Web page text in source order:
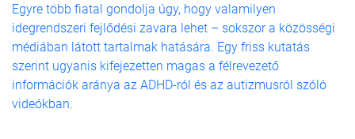
Egyre több fiatal gondolja úgy, hogy valamilyen
idegrendszeri fejlődési zavara lehet – sokszor a közösségi
médiában látott tartalmak hatására. Egy friss kutatás
szerint ugyanis kifejezetten magas a félrevezető
információk aránya az ADHD-ról és az autizmusról szóló
videókban.